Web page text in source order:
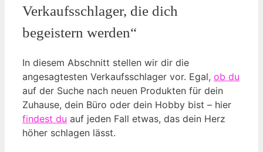
Verkaufsschlager, die dich
begeistern werden“
In diesem Abschnitt stellen wir dir die
angesagtesten Verkaufsschlager vor. Egal, ob du
auf der Suche nach neuen Produkten für dein
Zuhause, dein Büro oder dein Hobby bist – hier
findest du auf jeden Fall etwas, das dein Herz
höher schlagen lässt.